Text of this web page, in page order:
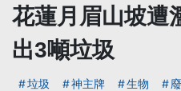
花蓮月眉山坡遭
出3噸垃圾
垃圾 神主牌 生物